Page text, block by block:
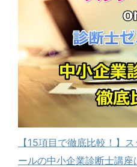
【15項目で徹底比較！】
ールの中小企業診断士講